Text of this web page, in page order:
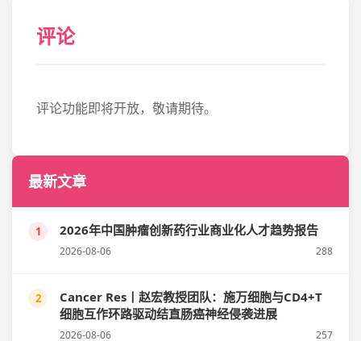
评论
评论功能即将开放，敬请期待。
最新文章
1 2026年中国肿瘤创新药行业商业化人才趋势报告
2026-08-06 288
2
Cancer Res丨赵宏教授团队：施万细胞与CD4+T
细胞互作环路驱动结直肠癌神经侵袭进展
2026-08-06 257